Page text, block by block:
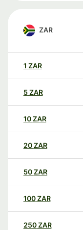
ZAR
1 ZAR
5 ZAR
10ZAR
20ZAR
50ZAR
100ZAR
250ZAR